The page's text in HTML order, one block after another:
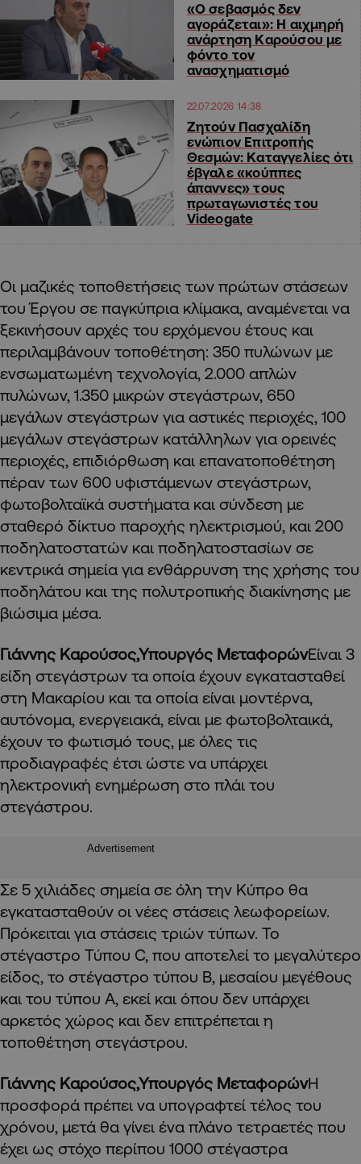
«Ο σεβασμός δεν
αγοράζεται»: Η αιχμηρή
ανάρτηση Καρούσου με
φόντο τον
ανασχηματισμό
22.07.2026 14:38
Ζητούν Πασχαλίδη
ενώπιον Επιτροπής
Θεσμών: Καταγγελίες ότι
έβγαλε «κούππες
άπαννες» τους
πρωταγωνιστές του
Videogate
Οι μαζικές τοποθετήσεις των πρώτων στάσεων
του Έργου σε παγκύπρια κλίμακα, αναμένεται να
ξεκινήσουν αρχές του ερχόμενου έτους και
περιλαμβάνουν τοποθέτηση: 350 πυλώνων με
ενσωματωμένη τεχνολογία, 2.000 απλών
πυλώνων, 1.350 μικρών στεγάστρων, 650
μεγάλων στεγάστρων για αστικές περιοχές, 100
μεγάλων στεγάστρων κατάλληλων για ορεινές
περιοχές, επιδιόρθωση και επανατοποθέτηση
πέραν των 600 υφιστάμενων στεγάστρων,
φωτοβολταϊκά συστήματα και σύνδεση με
σταθερό δίκτυο παροχής ηλεκτρισμού, και 200
ποδηλατοστατών και ποδηλατοστασίων σε
κεντρικά σημεία για ενθάρρυνση της χρήσης του
ποδηλάτου και της πολυτροπικής διακίνησης με
βιώσιμα μέσα.
Γιάννης Καρούσος,Υπουργός ΜεταφορώνΕίναι 3
είδη στεγάστρων τα οποία έχουν εγκατασταθεί
στη Μακαρίου και τα οποία είναι μοντέρνα,
αυτόνομα, ενεργειακά, είναι με φωτοβολταικά,
έχουν το φωτισμό τους, με όλες τις
προδιαγραφές έτσι ώστε να υπάρχει
ηλεκτρονική ενημέρωση στο πλάι του
στεγάστρου.
Advertisement
Σε 5 χιλιάδες σημεία σε όλη την Κύπρο θα
εγκατασταθούν οι νέες στάσεις λεωφορείων.
Πρόκειται για στάσεις τριών τύπων. Το
στέγαστρο Τύπου C, που αποτελεί το μεγαλύτερο
είδος, το στέγαστρο τύπου Β, μεσαίου μεγέθους
και του τύπου Α, εκεί και όπου δεν υπάρχει
αρκετός χώρος και δεν επιτρέπεται η
τοποθέτηση στεγάστρου.
Γιάννης Καρούσος,Υπουργός ΜεταφορώνΗ
προσφορά πρέπει να υπογραφτεί τέλος του
χρόνου, μετά θα γίνει ένα πλάνο τετραετές που
έχει ως στόχο περίπου 1000 στέγαστρα